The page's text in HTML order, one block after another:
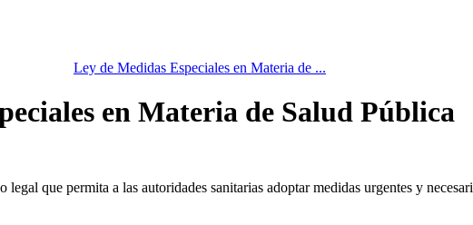
Ley de Medidas Especiales en Materia de ...
en Materia de Salud Pública
que permita a las autoridades sanitarias adoptar medidas urgentes y